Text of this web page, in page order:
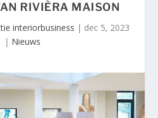
RIVIÈRA MAISON
interiorbusiness | dec 5, 2023
| Nieuws